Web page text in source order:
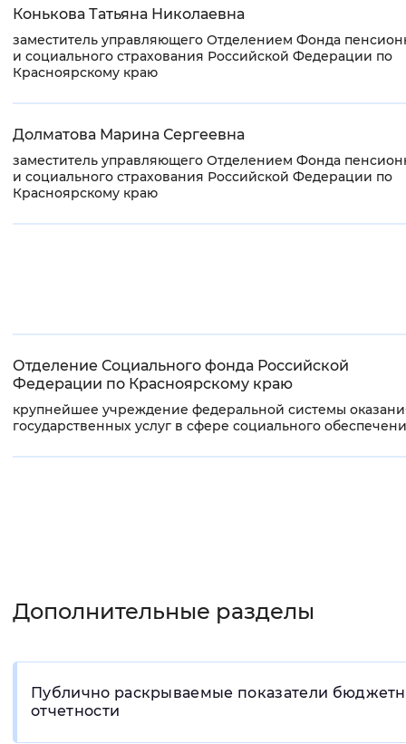
Конькова Татьяна Николаевна
заместитель управляющего Отделением Фонда
и социального страхования Российской Федерации по
Красноярскому краю
Долматова Марина Сергеевна
заместитель управляющего Отделением Фонда
и социального страхования Российской Федерации по
Красноярскому краю
Отделение Социального фонда Российской
Федерации по Красноярскому краю
крупнейшее учреждение федеральной системы
государственных услуг в сфере социального
Дополнительные разделы
Публично раскрываемые показатели
отчетности